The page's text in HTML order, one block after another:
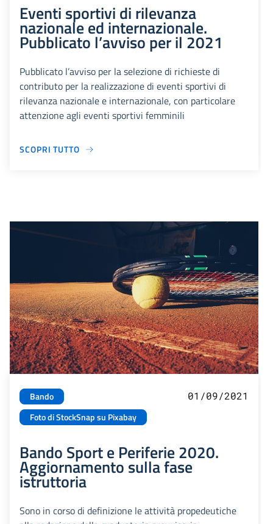
Eventi sportivi di rilevanza
nazionale ed internazionale.
Pubblicato l’avviso per il 2021
Pubblicato l’avviso per la selezione di richieste di
contributo per la realizzazione di eventi sportivi di
rilevanza nazionale e internazionale, con particolare
attenzione agli eventi sportivi femminili
SCOPRI TUTTO
Bando
Foto di StockSnap su Pixabay
01/09/2021
Bando Sport e Periferie 2020.
Aggiornamento sulla fase
istruttoria
Sono in corso di definizione le attività propedeutiche